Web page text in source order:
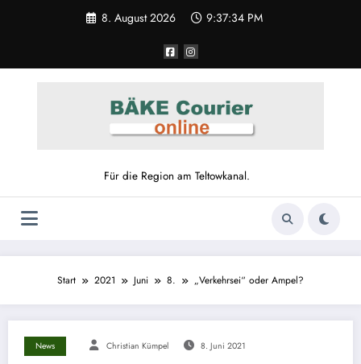
8. August 2026 9:37:35 PM
Für die Region am Teltowkanal.
Start 2021 Juni 8. „Verkehrsei“ oder Ampel?
News Christian Kümpel 8. Juni 2021